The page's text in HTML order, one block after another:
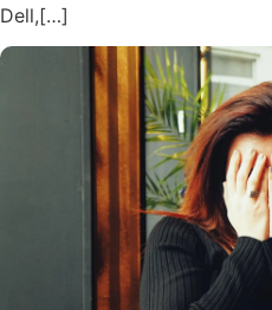
Dell,[…]